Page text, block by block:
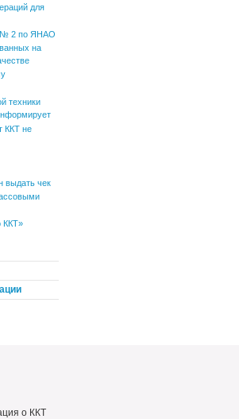
для
№ 2 по ЯНАО
на
техники
ККТ не
выдать чек
ККТ»
о ККТ